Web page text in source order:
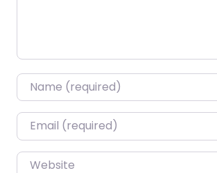
Name*
Email*
Website